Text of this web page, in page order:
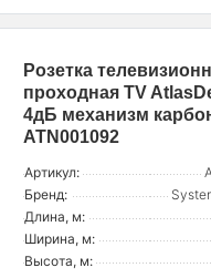
Розетка
проходная TV
4дБ механизм
ATN001092
Артикул:
Бренд:
Длина, м:
Ширина, м:
Высота, м: